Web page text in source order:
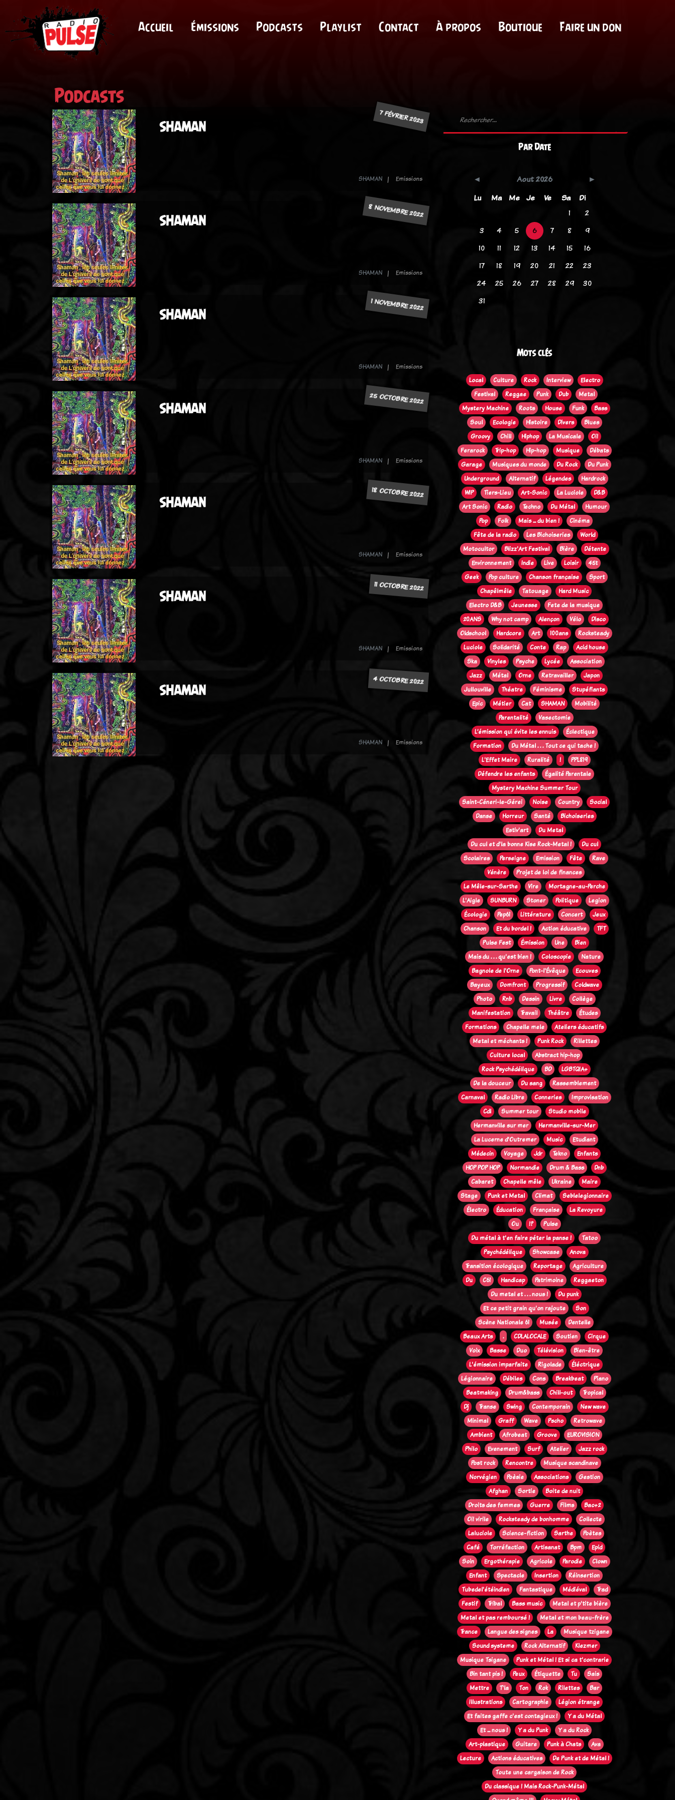
Accueil Émissions Podcasts Playlist Contact À propos Boutique Faire un don
Podcasts
7 FÉVRIER 2023
SHAMAN
SHAMAN Emissions
8 NOVEMBRE 2022
SHAMAN
SHAMAN Emissions
1 NOVEMBRE 2022
SHAMAN
SHAMAN Emissions
25 OCTOBRE 2022
SHAMAN
SHAMAN Emissions
18 OCTOBRE 2022
SHAMAN
SHAMAN Emissions
11 OCTOBRE 2022
SHAMAN
SHAMAN Emissions
4 OCTOBRE 2022
SHAMAN
SHAMAN Emissions
Par Date
Aout 2026
Lu
Ma Me Je Ve Sa
Di
1
2
3
4 5 6 7 8
9
10
11 12 13 14 15
16
17
18 19 20 21 22
23
24
25 26 27 28 29
30
31
Mots clés
Local Culture Rock Interview
Electro
Festival
Reggae Punk Dub
Metal
Mystery Machine
Roots House Funk
Bass
Soul
Ecologie Histoire Divers
Blues
Groovy
Chill Hiphop La Musicale
Oi!
Ferarock
Trip-hop Hip-hop Musique
Débats
Garage
Musiques du monde Du Rock
Du Punk
Underground
Alternatif Légendes
Hardrock
WIP
Tiers-Lieu Art-Sonic La Luciole
D&B
Art Sonic
Radio Techno Du Métal
Humour
Pop
Folk Mais ... du bien !
Cinéma
Fête de la radio
Les Bichoiseries
World
Motocultor
Blizz'Art Festival Bière
Détente
Environnement
Indie Live Loisir
45t
Geek
Pop culture Chanson française
Sport
Chapêlmêle
Tatouage
Hard Music
Electro D&B
Jeunesse
Fete de la musique
20ANS
Why not camp Alençon Vélo
Disco
Oldschool
Hardcore Art 100ans
Rocksteady
Luciole
Solidarité Conte Rap
Acid house
Ska
Vinyles Psyche Lycée
Association
Jazz
Métal Orne Retravailler
Japon
Jullouville
Théatre Féminisme
Stupéfiants
Epic
Métier Cat SHAMAN
Mobilité
Parentalité
Vasectomie
L’émission qui évite les ennuis
Éclectique
Formation
Du Métal . . . Tout ce qui tache !
L'Effet Maire
Ruralité !
PPL819
Défendre les enfants
Égalité Parentale
Mystery Machine Summer Tour
Saint-Céneri-le-Gérei
Noise Country
Social
Danse
Horreur Santé
Bichoiseries
Estiv'art
Du Metal
Du cul et d'la bonne Kise Rock-Metal !
Du cul
Scolaires
Perseigne Emission Fête
Rave
Vénère
Projet de loi de finances
Le Mêle-sur-Sarthe
Vire
Mortagne-au-Perche
L'Aigle
SUNBURN Stoner Politique
Legion
Écologie
Pep61 Littérature Concert
Jeux
Chanson
Et du bordel ! Action éducative
TFT
Pulse Fest
Émission Une
Bien
Mais du . . . qu'est bien !
Coloscopie
Nature
Bagnole de l'Orne
Pont-l'Évêque
Ecouves
Bayeux
Domfront Progressif
Coldwave
Photo
Rnb Dessin Livre
Collège
Manifestation
Travail Théâtre
Études
Formations
Chapelle mele
Ateliers éducatifs
Metal et méchants !
Punk Rock
Rillettes
Culture local
Abstract hip-hop
Rock Psychédélique
BD
LGBTQIA+
De la douceur
Du sang
Rassemblement
Carnaval
Radio Libre Conneries
Improvisation
Cdl
Summer tour
Studio mobile
Hermanville sur mer
Hermanville-sur-Mer
La Lucerne d'Outremer
Music
Etudiant
Médecin
Voyage Jdr Tekno
Enfants
HOP POP HOP
Normandie Drum & Bass
Dnb
Cabaret
Chapelle mêle Ukraine
Maire
Stage
Punk et Metal Climat
Seblelegionnaire
Électro
Éducation Française
La Revoyure
Ou
!?
Pulse
Du métal à t'en faire péter la panse !
Tatoo
Psychédélique
Showcase
Anova
Transition écologique
Reportage
Agriculture
Du
C61 Handicap Patrimoine
Reggaeton
Du metal et . . . nous !
Du punk
Et ce petit grain qu'on rajoute
Son
Scène Nationale 61
Musée
Dentelle
Beaux Arts
. CDLALOCALE Soutien
Cirque
Voix
Basse Duo Télévision
Bien-être
L'émission imparfaite
Rigolade
Éléctrique
Légionnaire
Débiles Cons Breakbeat
Piano
Beatmaking
Drum&bass Chill-out
Tropical
Dj
Transe Swing Contemporain
New wave
Minimal
Graff Wave Pscho
Retrowave
Ambient
Afrobeat Groove
EUROVISION
Philo
Evenement Surf Atelier
Jazz rock
Post rock
Rencontre
Musique scandinave
Norvégien
Poèsie Associations
Gestion
Afghan
Sortie
Boite de nuit
Droits des femmes
Guerre Films
Bac+2
Oi! virile
Rocksteady de bonhomme
Collecte
Laluciole
Science-fiction Sarthe
Poètes
Café
Torréfaction Artisanat Bpm
Epid
Soin
Ergothérapie Agricole Parodie
Clown
Enfant
Spectacle Insertion
Réinsertion
Tubedel'étéindien
Fantastique Médiéval
Trad
Festif
Tribal Bass music
Metal et p'tite bière
Metal et pas remboursé !
Metal et mon beau-frère
Trance
Langue des signes La
Musique tzigane
Sound systeme
Rock Alternatif
Klezmer
Musique Tsigane
Punk et Métal ! Et si ca t'contrarie
Bin tant pis !
Peux Étiquette Tu
Sais
Mettre
T'la Ton Rok Rilettes
Bar
Illustrations
Cartographie
Légion étrange
Et faites gaffe c'est contagieux !
Y a du Métal
Et ... nous !
Y a du Punk
Y a du Rock
Art-plastique
Guitare Punk à Chats
Ava
Lecture
Actions éducatives
De Punk et de Métal !
Toute une cargaison de Rock
Du classique ! Mais Rock-Punk-Métal